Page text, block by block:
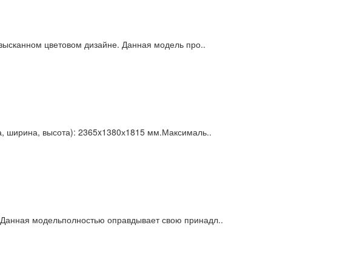
цветовом дизайне. Данная модель про..
ширина, высота): 2365x1380х1815 мм.Максималь..
модельполностью оправдывает свою принадл..